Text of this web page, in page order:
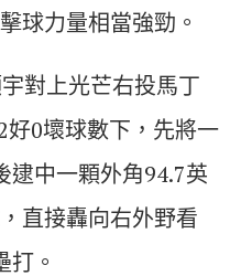
球力量相當強勁。
對上光芒右投馬丁
好0壞球數下，先將一
逮中一顆外角94.7英
直接轟向右外野看
打。